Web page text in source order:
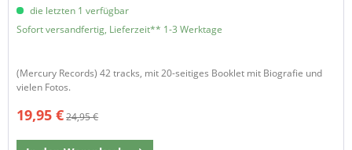
die letzten 1 verfügbar
Sofort versandfertig, Lieferzeit** 1-3 Werktage
(Mercury Records) 42 tracks, mit 20-seitiges Booklet mit Biografie und
vielen Fotos.
19,95 €24,95 €